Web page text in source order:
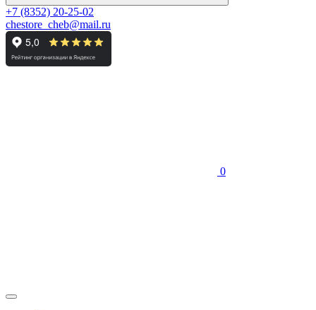
+7 (8352) 20-25-02
chestore_cheb@mail.ru
0